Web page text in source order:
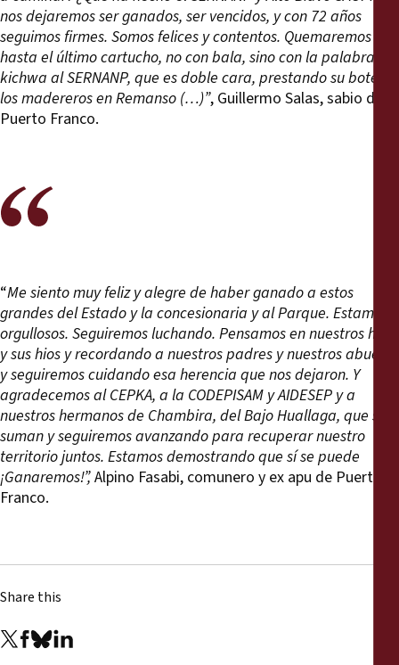
nos dejaremos ser ganados, ser vencidos, y con 72 años
seguimos firmes. Somos felices y contentos. Quemaremos
hasta el último cartucho, no con bala, sino con la palabra
kichwa al SERNANP, que es doble cara, prestando su bote a
los madereros en Remanso (…)”, Guillermo Salas, sabio de
Puerto Franco.
“Me siento muy feliz y alegre de haber ganado a estos
grandes del Estado y la concesionaria y al Parque. Estamos
orgullosos. Seguiremos luchando. Pensamos en nuestros hijos
y sus hios y recordando a nuestros padres y nuestros abuelos
y seguiremos cuidando esa herencia que nos dejaron. Y
agradecemos al CEPKA, a la CODEPISAM y AIDESEP y a
nuestros hermanos de Chambira, del Bajo Huallaga, que se
suman y seguiremos avanzando para recuperar nuestro
territorio juntos. Estamos demostrando que sí se puede
¡Ganaremos!”,Alpino Fasabi, comunero y ex apu de Puerto
Franco.
Share this